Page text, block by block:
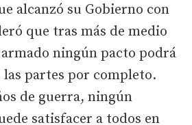
alcanzó su Gobierno con
que tras más de medio
ningún pacto podrá
las partes por completo.
de guerra, ningún
satisfacer a todos en